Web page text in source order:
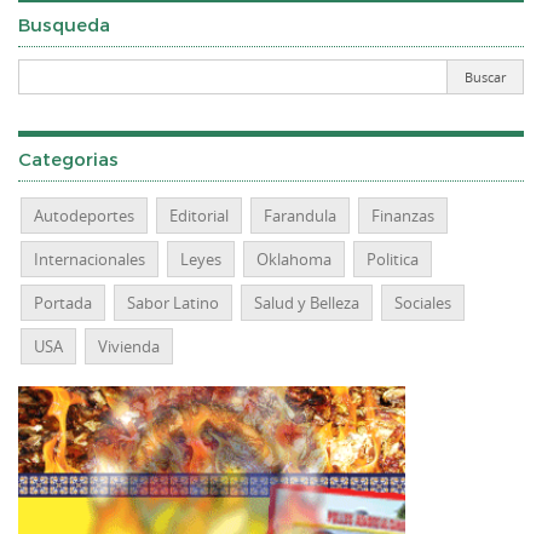
Busqueda
Categorias
Autodeportes Editorial Farandula
Finanzas
Internacionales
Leyes Oklahoma
Politica
Portada
Sabor Latino Salud y Belleza
Sociales
USA
Vivienda